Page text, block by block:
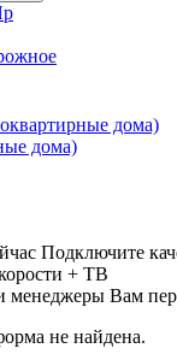
дома)
дома)
Подключите
+ ТВ
менеджеры Вам
не найдена.